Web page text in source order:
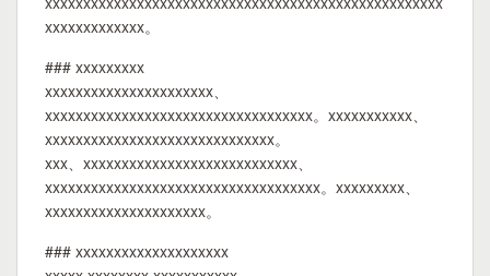
xxxxxxxxxxxxx。
### xxxxxxxxx
xxxxxxxxxxxxxxxxxxxxxx、
xxxxxxxxxxxxxxxxxxxxxxxxxxxxxxxxxxx。xxxxxxxxxxx、
xxxxxxxxxxxxxxxxxxxxxxxxxxxxxx。
xxx、xxxxxxxxxxxxxxxxxxxxxxxxxxxx、
xxxxxxxxxxxxxxxxxxxxxxxxxxxxxxxxxxxx。xxxxxxxxx、
xxxxxxxxxxxxxxxxxxxxx。
### xxxxxxxxxxxxxxxxxxxx